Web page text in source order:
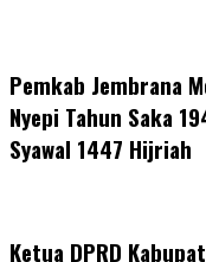
Pemkab Jembrana
Nyepi Tahun Saka
Syawal 1447 Hijriah
Ketua DPRD